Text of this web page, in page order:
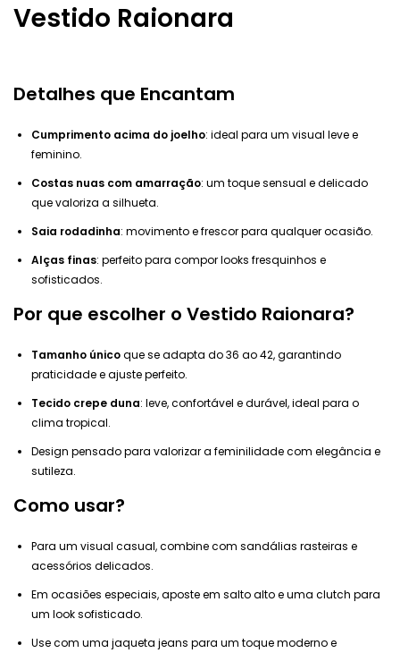
Vestido Raionara
Detalhes que Encantam
Cumprimento acima do joelho: ideal para um visual leve e
feminino.
Costas nuas com amarração: um toque sensual e delicado
que valoriza a silhueta.
Saia rodadinha: movimento e frescor para qualquer ocasião.
Alças finas: perfeito para compor looks fresquinhos e
sofisticados.
Por que escolher o Vestido Raionara?
Tamanho únicoque se adapta do 36 ao 42, garantindo
praticidade e ajuste perfeito.
Tecido crepe duna: leve, confortável e durável, ideal para o
clima tropical.
Design pensado para valorizar a feminilidade com elegância e
sutileza.
Como usar?
Para um visual casual, combine com sandálias rasteiras e
acessórios delicados.
Em ocasiões especiais, aposte em salto alto e uma clutch para
um look sofisticado.
Use com uma jaqueta jeans para um toque moderno e